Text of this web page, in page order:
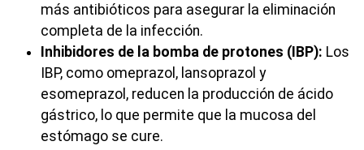
más antibióticos para asegurar la eliminación
completa de la infección.
Inhibidores de la bomba de protones (IBP): Los
IBP, como omeprazol, lansoprazol y
esomeprazol, reducen la producción de ácido
gástrico, lo que permite que la mucosa del
estómago se cure.